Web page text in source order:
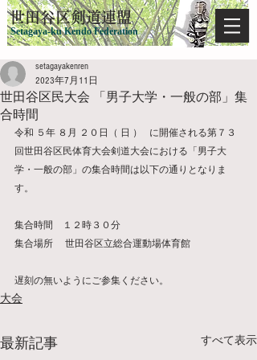
​世田谷区剣道連盟
Setagaya-ku Kendo Federation
世田谷区民大会 「男子大学・一般の部」集
合時間
setagayakenren
2023年7月11日
令和 ５年 ８月 ２０日（ 日 ）   に開催される第７３
回世田谷区民体育大会剣道大会における「男子大
学・一般の部」の集合時間は以下の通りとなりま
す。
集合時間　１２時３０分
集合場所　 世田谷区立総合運動場体育館
遅刻の無いようにご参集ください。
大会
最新記事 すべて表示